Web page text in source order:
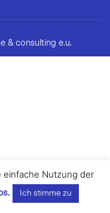
& consulting e.u.
einfache Nutzung der
Ich stimme zu